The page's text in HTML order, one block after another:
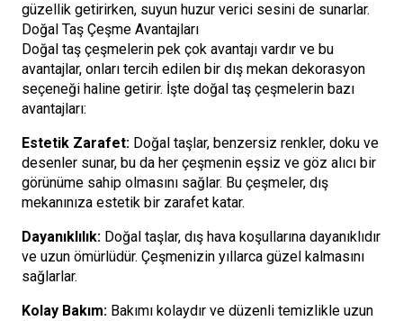
güzellik getirirken, suyun huzur verici sesini de sunarlar.
Doğal Taş Çeşme Avantajları
Doğal taş çeşmelerin pek çok avantajı vardır ve bu
avantajlar, onları tercih edilen bir dış mekan dekorasyon
seçeneği haline getirir. İşte doğal taş çeşmelerin bazı
avantajları:
Estetik Zarafet: Doğal taşlar, benzersiz renkler, doku ve
desenler sunar, bu da her çeşmenin eşsiz ve göz alıcı bir
görünüme sahip olmasını sağlar. Bu çeşmeler, dış
mekanınıza estetik bir zarafet katar.
Dayanıklılık: Doğal taşlar, dış hava koşullarına dayanıklıdır
ve uzun ömürlüdür. Çeşmenizin yıllarca güzel kalmasını
sağlarlar.
Kolay Bakım: Bakımı kolaydır ve düzenli temizlikle uzun